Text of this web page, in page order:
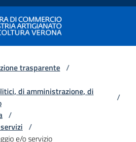
di Verona
di Verona
trasparente /
di amministrazione, di
/
/
/
e/o servizio